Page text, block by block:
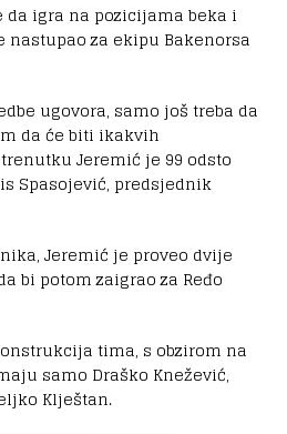
da igra na pozicijama beka i
nastupao za ekipu Bakenorsa
ugovora, samo još treba da
da će biti ikakvih
Jeremić je 99 odsto
Spasojević, predsjednik
Jeremić je proveo dvije
bi potom zaigrao za Ređo
tima, s obzirom na
samo Draško Knežević,
Klještan.